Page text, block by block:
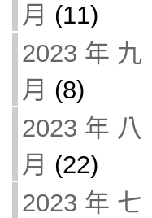
月 (11)
2023 年 九
月 (8)
2023 年 八
月 (22)
2023 年 七